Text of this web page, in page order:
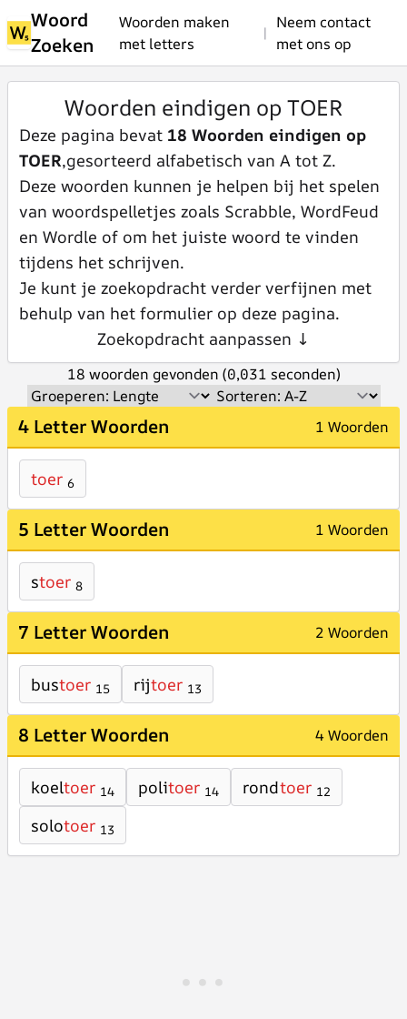
Woord
Zoeken
Woorden maken
met letters
|
Neem contact
met ons op
Woorden eindigen op TOER
Deze pagina bevat 18 Woorden eindigen op
TOER,gesorteerd alfabetisch van A tot Z.
Deze woorden kunnen je helpen bij het spelen
van woordspelletjes zoals Scrabble, WordFeud
en Wordle of om het juiste woord te vinden
tijdens het schrijven.
Je kunt je zoekopdracht verder verfijnen met
behulp van het formulier op deze pagina.
Zoekopdracht aanpassen ↓
18 woorden gevonden (0,031 seconden)
4 Letter Woorden 1 Woorden
toer 6
5 Letter Woorden 1 Woorden
stoer 8
7 Letter Woorden 2 Woorden
bustoer 15 rijtoer 13
8 Letter Woorden 4 Woorden
koeltoer 14 politoer 14 rondtoer 12
solotoer 13